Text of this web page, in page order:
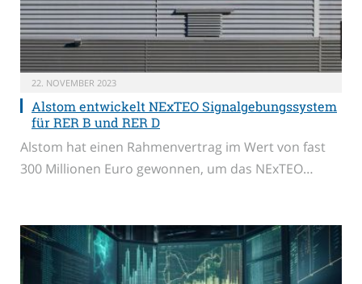
22. NOVEMBER 2023
Alstom entwickelt NExTEO Signalgebungssystem
für RER B und RER D
Alstom hat einen Rahmenvertrag im Wert von fast
300 Millionen Euro gewonnen, um das NExTEO…